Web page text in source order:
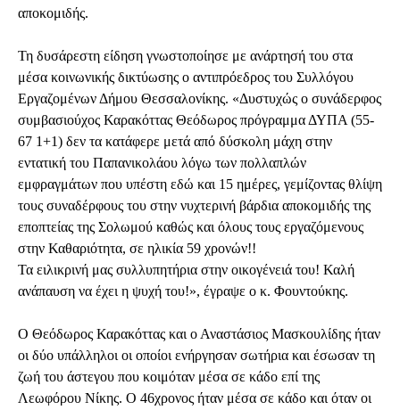
αποκομιδής.
Τη δυσάρεστη είδηση γνωστοποίησε με ανάρτησή του στα
μέσα κοινωνικής δικτύωσης ο αντιπρόεδρος του Συλλόγου
Εργαζομένων Δήμου Θεσσαλονίκης. «Δυστυχώς ο συνάδερφος
συμβασιούχος Καρακόττας Θεόδωρος πρόγραμμα ΔΥΠΑ (55-
67 1+1) δεν τα κατάφερε μετά από δύσκολη μάχη στην
εντατική του Παπανικολάου λόγω των πολλαπλών
εμφραγμάτων που υπέστη εδώ και 15 ημέρες, γεμίζοντας θλίψη
τους συναδέρφους του στην νυχτερινή βάρδια αποκομιδής της
εποπτείας της Σολωμού καθώς και όλους τους εργαζόμενους
στην Καθαριότητα, σε ηλικία 59 χρονών!!
Τα ειλικρινή μας συλλυπητήρια στην οικογένειά του! Καλή
ανάπαυση να έχει η ψυχή του!», έγραψε ο κ. Φουντούκης.
Ο Θεόδωρος Καρακόττας και ο Αναστάσιος Μασκουλίδης ήταν
οι δύο υπάλληλοι οι οποίοι ενήργησαν σωτήρια και έσωσαν τη
ζωή του άστεγου που κοιμόταν μέσα σε κάδο επί της
Λεωφόρου Νίκης. Ο 46χρονος ήταν μέσα σε κάδο και όταν οι